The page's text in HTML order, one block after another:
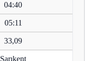
04:40
05:11
33,09
Sarıkent